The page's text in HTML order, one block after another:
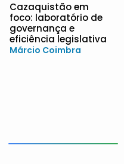
Cazaquistão em
foco: laboratório de
governança e
eficiência legislativa
Márcio Coimbra